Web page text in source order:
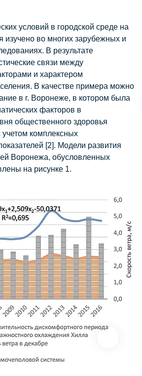
условий в городской среде на
изучено во многих зарубежных и
В результате
связи между
и характером
В качестве примера можно
в г. Воронеже, в котором была
факторов в
общественного здоровья
учетом комплексных
[2]. Модели развития
Воронежа, обусловленных
на рисунке 1.